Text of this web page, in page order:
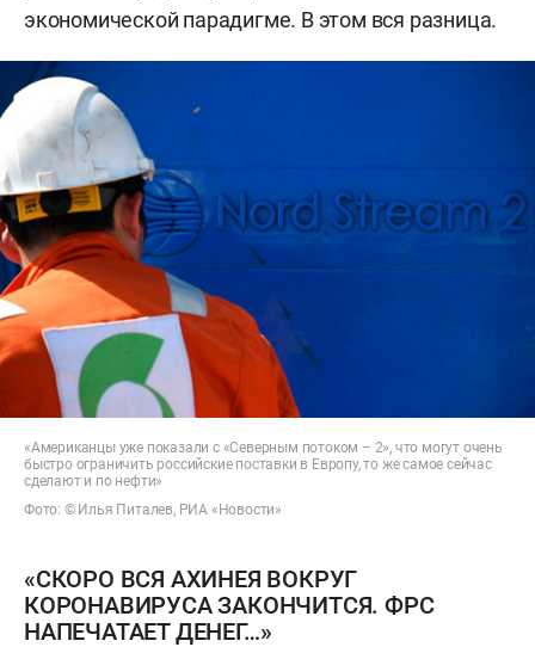
экономической парадигме. В этом вся разница.
«Американцы уже показали с «Северным потоком – 2», что могут очень
быстро ограничить российские поставки в Европу, то же самое сейчас
сделают и по нефти»
Фото: © Илья Питалев, РИА «Новости»
«СКОРО ВСЯ АХИНЕЯ ВОКРУГ
КОРОНАВИРУСА ЗАКОНЧИТСЯ. ФРС
НАПЕЧАТАЕТ ДЕНЕГ…»